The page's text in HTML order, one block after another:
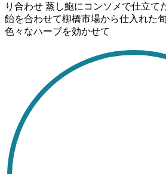
り合わせ 蒸し鮑にコンソメで仕立
飴を合わせて柳橋市場から仕入れた
色々なハーブを効かせて